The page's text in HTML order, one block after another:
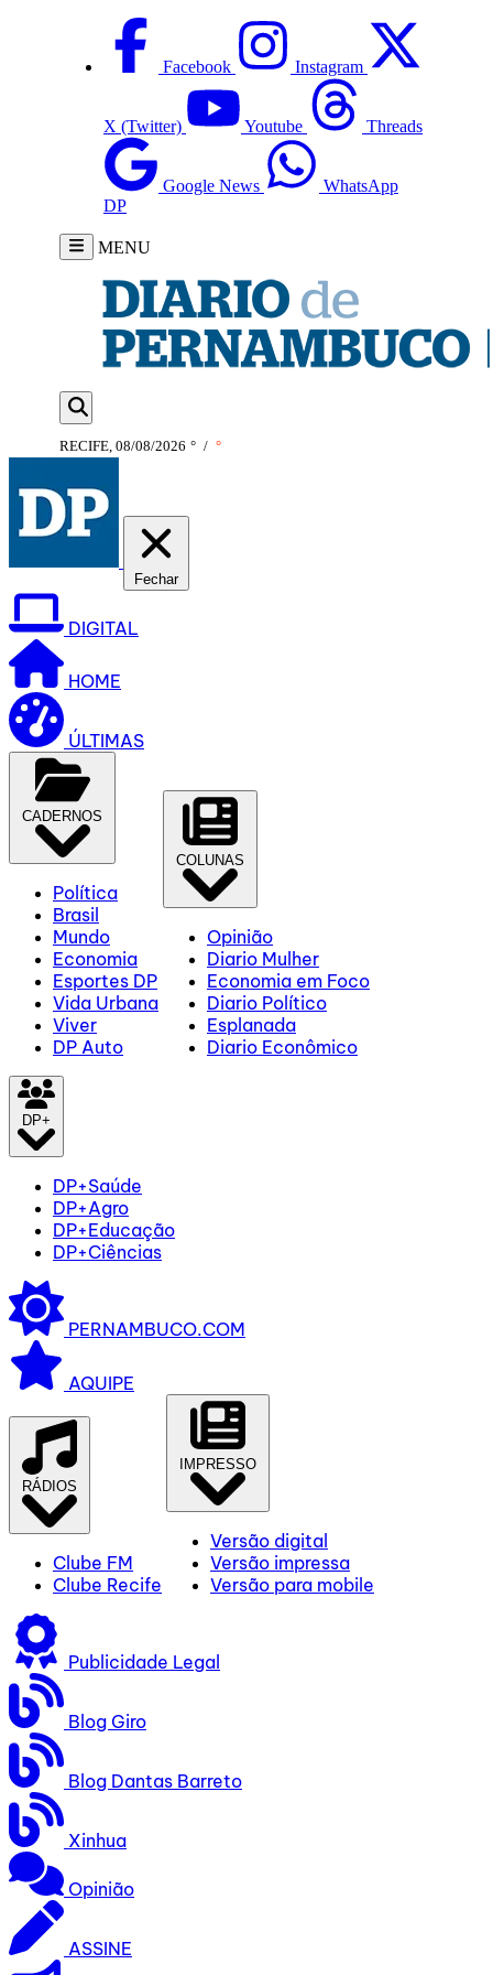
Facebook Instagram
X (Twitter) Youtube Threads
Google News
WhatsApp
DP
MENU
RECIFE, 08/08/2026 ° / °
Fechar
DIGITAL
HOME
ÚLTIMAS
CADERNOS
Política
Brasil
Mundo
Economia
Esportes DP
Vida Urbana
Viver
DP Auto
COLUNAS
Opinião
Diario Mulher
Economia em Foco
Diario Político
Esplanada
Diario Econômico
DP+
DP+Saúde
DP+Agro
DP+Educação
DP+Ciências
PERNAMBUCO.COM
AQUIPE
RÁDIOS
Clube FM
Clube Recife
IMPRESSO
Versão digital
Versão impressa
Versão para mobile
Publicidade Legal
Blog Giro
Blog Dantas Barreto
Xinhua
Opinião
ASSINE